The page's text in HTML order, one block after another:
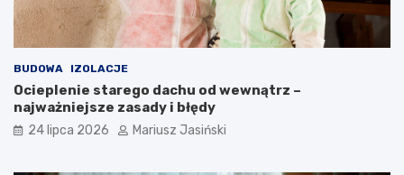
BUDOWA IZOLACJE
Ocieplenie starego dachu od wewnątrz –
najważniejsze zasady i błędy
24 lipca 2026 Mariusz Jasiński